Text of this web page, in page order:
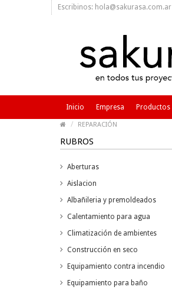
Escribinos: hola@sakurasa.com.ar
Inicio Empresa Productos
REPARACIÓN
RUBROS
Aberturas
Aislacion
Albañileria y premoldeados
Calentamiento para agua
Climatización de ambientes
Construcción en seco
Equipamiento contra incendio
Equipamiento para baño